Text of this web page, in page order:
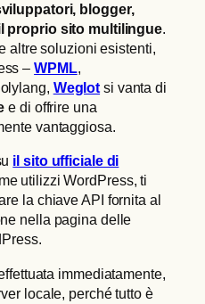
blogger,
proprio sito multilingue.
altre soluzioni esistenti,
–WPML,
Weglot si vanta di
e di offrire una
vantaggiosa.
il sito ufficiale di
utilizzi WordPress, ti
la chiave API fornita al
nella pagina delle
immediatamente,
locale, perché tutto è